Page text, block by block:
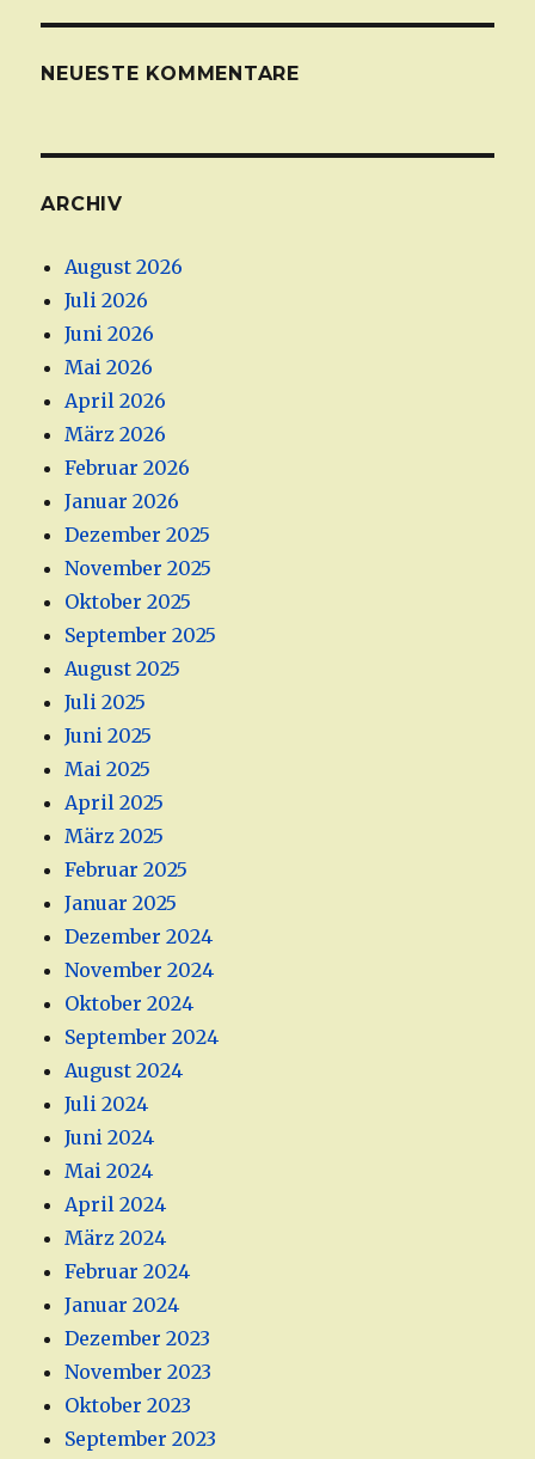
NEUESTE KOMMENTARE
ARCHIV
August 2026
Juli 2026
Juni 2026
Mai 2026
April 2026
März 2026
Februar 2026
Januar 2026
Dezember 2025
November 2025
Oktober 2025
September 2025
August 2025
Juli 2025
Juni 2025
Mai 2025
April 2025
März 2025
Februar 2025
Januar 2025
Dezember 2024
November 2024
Oktober 2024
September 2024
August 2024
Juli 2024
Juni 2024
Mai 2024
April 2024
März 2024
Februar 2024
Januar 2024
Dezember 2023
November 2023
Oktober 2023
September 2023